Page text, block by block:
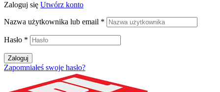
Zaloguj się Utwórz konto
Nazwa użytkownika lub email *
Hasło *
Zaloguj
Zapomniałeś swoje hasło?